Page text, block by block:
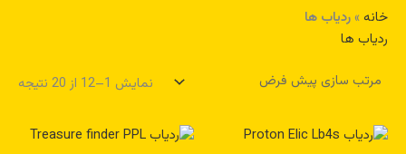
خانه »ردیاب ها
ردیاب ها
نمایش 1–12 از 20 نتیجه